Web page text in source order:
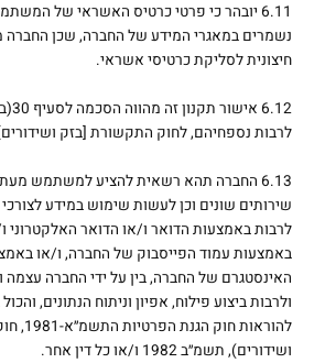
6.11 יובהר כי פרטי כרטיס האשראי של
נשמרים במאגרי המידע של החברה, שכן
חיצונית לסליקת כרטיסי אשראי.
לרבות נספחיהם, לחוק התקשורת [בזק ושידורים],
6.13 החברה תהא רשאית להציע למשתמש
שירותים שונים וכן לעשות שימוש במידע לצורכי
לרבות באמצעות הדואר ו/או הדואר האלקטרוני
באמצעות עמוד הפייסבוק של החברה, ו/או
האינסטגרם של החברה, בין על ידי החברה עצמה
ולרבות ביצוע פילוח, אפיון וניתוח הנתונים,
להוראות
ושידורים), תשמ״ב 1982 ו/או כל דין אחר.